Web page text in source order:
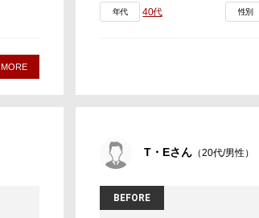
MORE
年代 40代 性別
T・Eさん （20代/男性）
BEFORE